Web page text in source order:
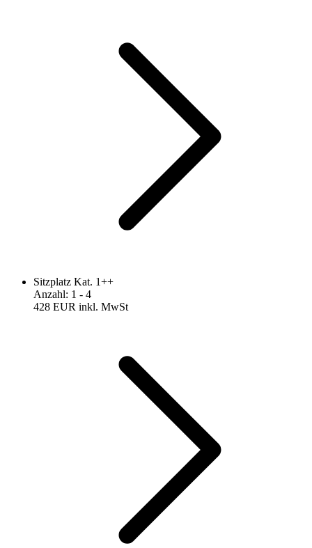
Sitzplatz Kat. 1++
Anzahl: 1 - 4
428 EUR inkl. MwSt